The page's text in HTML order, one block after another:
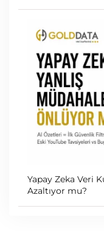
Yapay Zeka Veri
Azaltıyor mu?